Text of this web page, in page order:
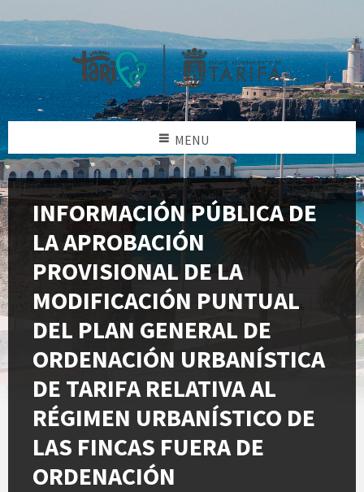
MENU
INFORMACIÓN PÚBLICA DE
LA APROBACIÓN
PROVISIONAL DE LA
MODIFICACIÓN PUNTUAL
DEL PLAN GENERAL DE
ORDENACIÓN URBANÍSTICA
DE TARIFA RELATIVA AL
RÉGIMEN URBANÍSTICO DE
LAS FINCAS FUERA DE
ORDENACIÓN